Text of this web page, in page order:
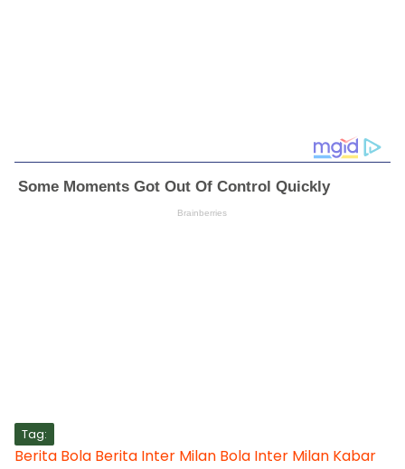
Tag:
Berita Bola Berita Inter Milan Bola Inter Milan Kabar